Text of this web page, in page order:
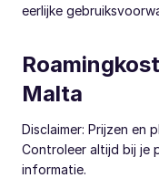
eerlijke
Malta
Disclaimer: Prijzen en
Controleer altijd bij je
informatie.